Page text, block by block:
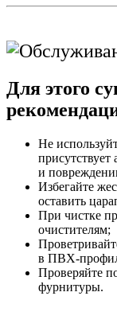
Для этого
Не
и
Избегайте
оставить
При чистке
очистителям;
в ПВХ-
Проверяйте
фурнитуры.